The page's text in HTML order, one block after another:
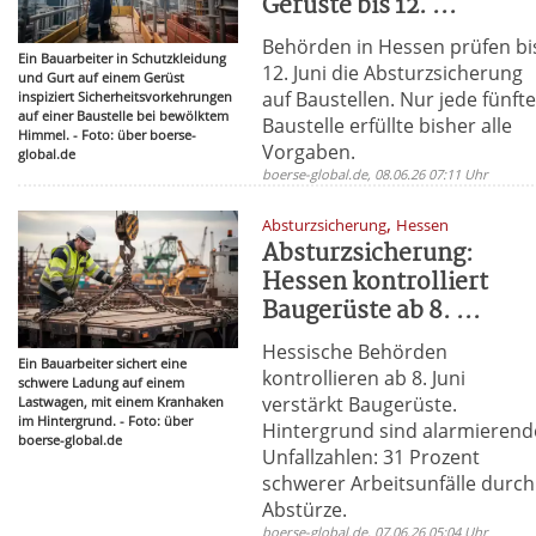
Ein Bauarbeiter in Schutzkleidung
und Gurt auf einem Gerüst
inspiziert Sicherheitsvorkehrungen
auf einer Baustelle bei bewölktem
Himmel. - Foto: über boerse-
global.de
Behörden in Hessen prüfen
12. Juni die Absturzsicherung
auf Baustellen. Nur jede fünfte
Baustelle erfüllte bisher alle
Vorgaben.
boerse-global.de, 08.06.26 07:11 Uhr
Ein Bauarbeiter sichert eine
schwere Ladung auf einem
Lastwagen, mit einem Kranhaken
im Hintergrund. - Foto: über
boerse-global.de
Absturzsicherung, Hessen
Absturzsicherung:
Hessen kontrolliert
Baugerüste ab 8. ...
Hessische Behörden
kontrollieren ab 8. Juni
verstärkt Baugerüste.
Hintergrund sind
Unfallzahlen: 31 Prozent
schwerer Arbeitsunfälle durch
Abstürze.
boerse-global.de, 07.06.26 05:04 Uhr